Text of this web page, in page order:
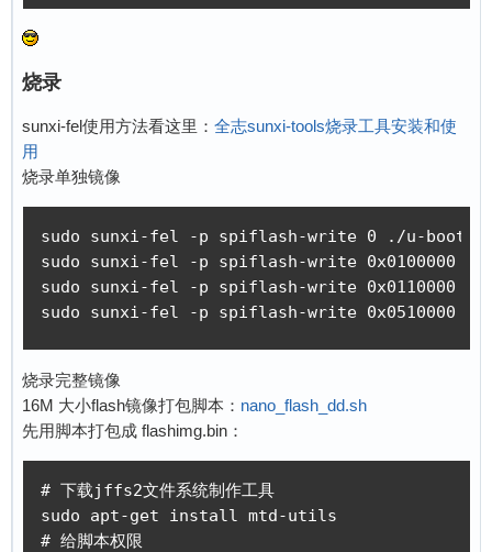
烧录
sunxi-fel使用方法看这里： 全志sunxi-tools烧录工具安装和使
用
烧录单独镜像
sudo sunxi-fel -p spiflash-write 0 ./u-
sudo sunxi-fel -p spiflash-write 0x0100000
sudo sunxi-fel -p spiflash-write 0x0110000 ./
sudo sunxi-fel -p spiflash-write 0x0510000
烧录完整镜像
16M 大小flash镜像打包脚本： nano_flash_dd.sh
先用脚本打包成 flashimg.bin：
# 下载jffs2文件系统制作工具
sudo apt-get install mtd-utils
# 给脚本权限